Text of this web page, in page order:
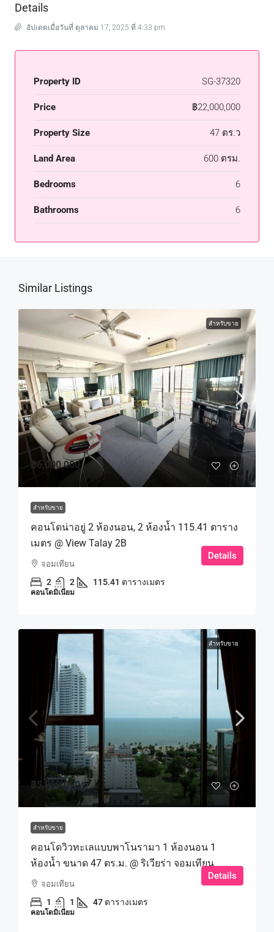
Details
อัปเดตเมื่อวันที่ ตุลาคม 17, 2025 ที่ 4:33 pm
Property ID SG-37320
Price ฿22,000,000
Property Size 47 ตร.ว
Land Area 600 ตรม.
Bedrooms 6
Bathrooms 6
Similar Listings
สำหรับขาย
฿6,000,000
สำหรับขาย
คอนโดน่าอยู่ 2 ห้องนอน, 2 ห้องน้ำ 115.41 ตาราง
เมตร @ View Talay 2B
จอมเทียน
2 2 115.41 ตารางเมตร
คอนโดมิเนียม
Details
สำหรับขาย
฿5,999,000
สำหรับขาย
คอนโดวิวทะเลแบบพาโนรามา 1 ห้องนอน 1
ห้องน้ำ ขนาด 47 ตร.ม. @ ริเวียร่า จอมเทียน
จอมเทียน
1 1 47 ตารางเมตร
คอนโดมิเนียม
Details